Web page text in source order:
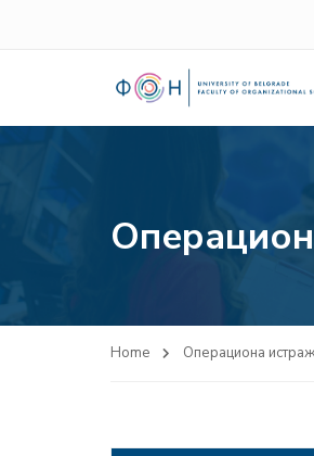
Home Операциона